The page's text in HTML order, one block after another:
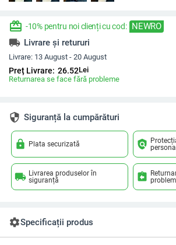
redeem -10% pentru noi clienți cu cod: NEWRO
local_shipping Livrare și retururi
Livrare: 13 August - 20 August
Preț Livrare: 26.52Lei
Returnarea se face fără probleme
security Siguranță la cumpărături
lock Plata securizată policy personal
local_shipping Livrarea produselor în
siguranță
assignment_return
settingsSpecificații produs